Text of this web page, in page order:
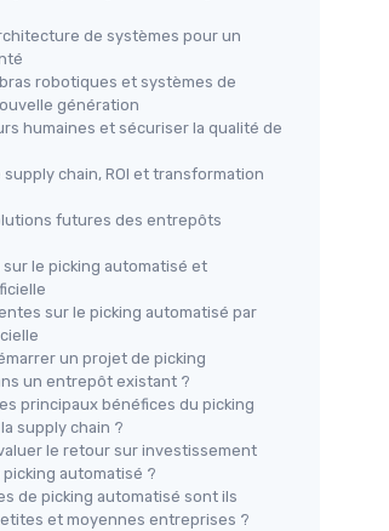
de systèmes pour un
robotiques et systèmes de
génération
humaines et sécuriser la qualité de
chain, ROI et transformation
futures des entrepôts
le picking automatisé et
sur le picking automatisé par
un projet de picking
un entrepôt existant ?
principaux bénéfices du picking
supply chain ?
le retour sur investissement
picking automatisé ?
de picking automatisé sont ils
et moyennes entreprises ?